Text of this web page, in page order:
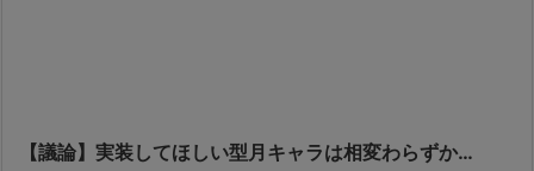
【議論】実装してほしい型月キャラは相変わらずか…